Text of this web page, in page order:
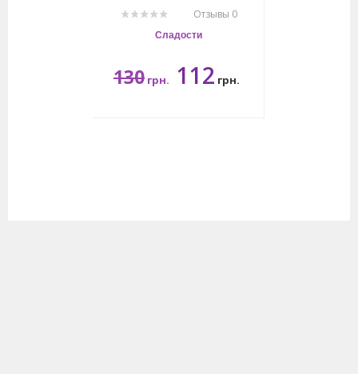
Отзывы 0
Сладости
130 грн. 112 грн.